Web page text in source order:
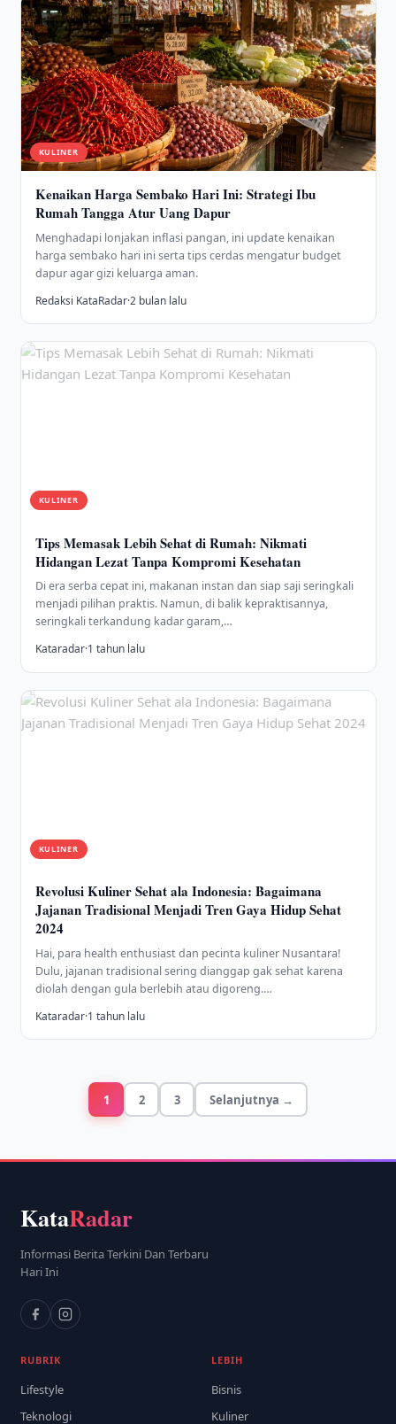
KULINER
Kenaikan Harga Sembako Hari Ini: Strategi Ibu
Rumah Tangga Atur Uang Dapur
Menghadapi lonjakan inflasi pangan, ini update kenaikan
harga sembako hari ini serta tips cerdas mengatur budget
dapur agar gizi keluarga aman.
Redaksi KataRadar·2 bulan lalu
KULINER
Tips Memasak Lebih Sehat di Rumah: Nikmati
Hidangan Lezat Tanpa Kompromi Kesehatan
Di era serba cepat ini, makanan instan dan siap saji seringkali
menjadi pilihan praktis. Namun, di balik kepraktisannya,
seringkali terkandung kadar garam,…
Kataradar·1 tahun lalu
KULINER
Revolusi Kuliner Sehat ala Indonesia: Bagaimana
Jajanan Tradisional Menjadi Tren Gaya Hidup Sehat
2024
Hai, para health enthusiast dan pecinta kuliner Nusantara!
Dulu, jajanan tradisional sering dianggap gak sehat karena
diolah dengan gula berlebih atau digoreng.…
Kataradar·1 tahun lalu
1 2 3 Selanjutnya →
KataRadar
Informasi Berita Terkini Dan Terbaru
Hari Ini
RUBRIK
Lifestyle
Teknologi
LEBIH
Bisnis
Kuliner